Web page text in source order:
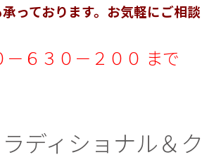
っております。お気軽にご相談
－６３０－２００ まで
ディショナル＆ク